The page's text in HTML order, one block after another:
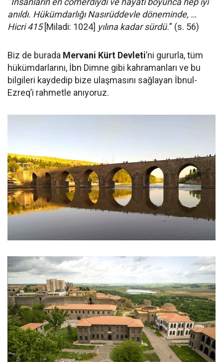
anıldı. Hükümdarlığı Nasırüddevle döneminde, …
Hicri 415[Miladi: 1024] yılına kadar sürdü.” (s. 56)
Biz de burada Mervani Kürt Devleti’ni gururla, tüm
hükümdarlarını, İbn Dimne gibi kahramanları ve bu
bilgileri kaydedip bize ulaşmasını sağlayan İbnul-
Ezreq’i rahmetle anıyoruz.